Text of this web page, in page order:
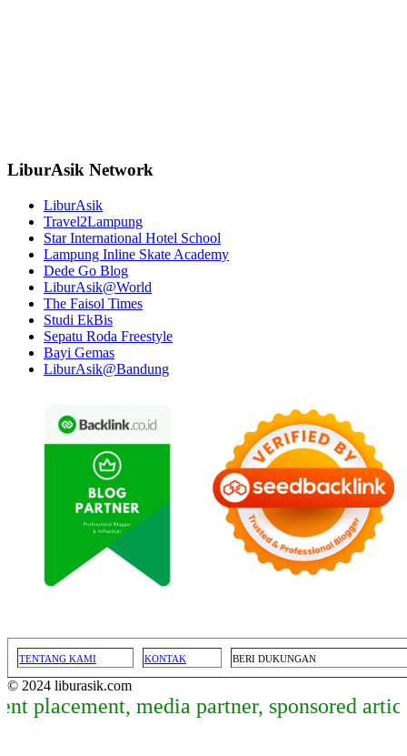
LiburAsik Network
LiburAsik
Travel2Lampung
Star International Hotel School
Lampung Inline Skate Academy
Dede Go Blog
LiburAsik@World
The Faisol Times
Studi EkBis
Sepatu Roda Freestyle
Bayi Gemas
LiburAsik@Bandung
TENTANG KAMI KONTAK BERI DUKUNGAN
© 2024 liburasik.com
media partner, sponsored article, dan